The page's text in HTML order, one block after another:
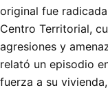
original fue
Centro Territorial,
agresiones y
relató un episodio
fuerza a su